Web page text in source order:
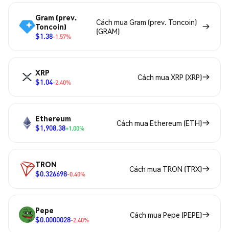
Gram (prev.
Toncoin)
$1.38-1.57%
Cách mua Gram (prev. Toncoin)
(GRAM)
XRP
$1.04-2.40%
Cách mua XRP (XRP)
Ethereum
$1,908.38+1.00%
Cách mua Ethereum (ETH)
TRON
$0.326698-0.40%
Cách mua TRON (TRX)
Pepe
$0.0000028-2.40%
Cách mua Pepe (PEPE)